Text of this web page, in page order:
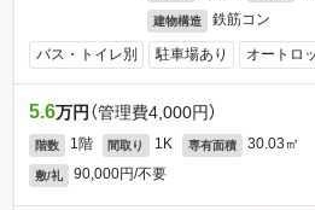
建物構造 鉄筋コン
バス・トイレ別 駐車場あり オートロ
5.6万円 （管理費4,000円）
階数 1階 間取り 1K 専有面積 30.03㎡
敷/礼 90,000円/不要